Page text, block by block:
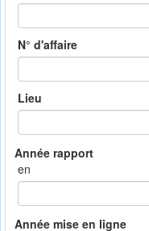
N° d'affaire
Lieu
en